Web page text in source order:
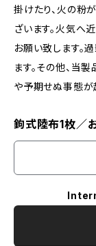
掛けたり、火の粉
ざいます。火気へ
お願い致します。
ます。その他、当
や予期せぬ事態が
鉤式陸布1枚／